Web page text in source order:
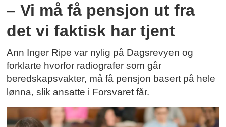
– Vi må få pensjon ut fra
det vi faktisk har tjent
Ann Inger Ripe var nylig på Dagsrevyen og
forklarte hvorfor radiografer som går
beredskapsvakter, må få pensjon basert på hele
lønna, slik ansatte i Forsvaret får.